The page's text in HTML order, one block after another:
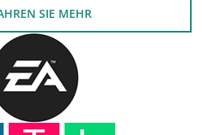
SIE MEHR